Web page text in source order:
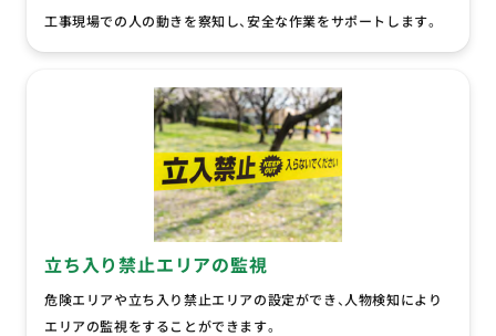
工事現場での人の動きを察知し、安全な作業をサポートします。
立ち入り禁止エリアの監視
危険エリアや立ち入り禁止エリアの設定ができ、人物検知により
エリアの監視をすることができます。